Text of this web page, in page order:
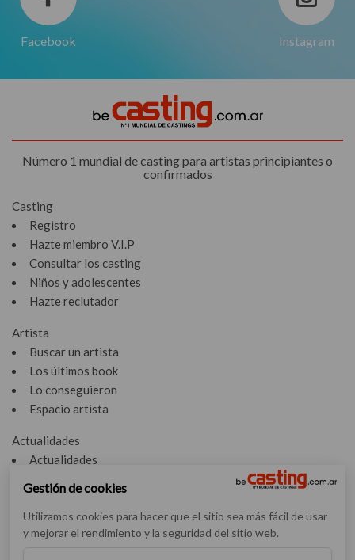
Facebook Instagram
Número 1 mundial de casting para artistas principiantes o
confirmados
Casting
Registro
Hazte miembro V.I.P
Consultar los casting
Niños y adolescentes
Hazte reclutador
Artista
Buscar un artista
Los últimos book
Lo conseguieron
Espacio artista
Actualidades
Actualidades
Entrevistas
Nuestras entrevistas
Gestión de cookies
Utilizamos cookies para hacer que el sitio sea más fácil de usar
y mejorar el rendimiento y la seguridad del sitio web.